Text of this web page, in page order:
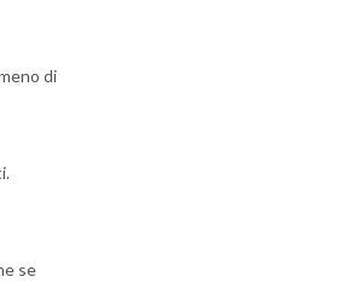
di
se